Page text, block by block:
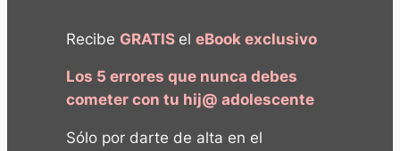
Recibe GRATIS el eBook exclusivo
Los 5 errores que nunca debes
cometer con tu hij@ adolescente
Sólo por darte de alta en el